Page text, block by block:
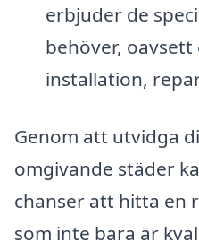
erbjuder de
behöver,
installation,
Genom att utvidga
omgivande städer
chanser att hitta en
som inte bara är